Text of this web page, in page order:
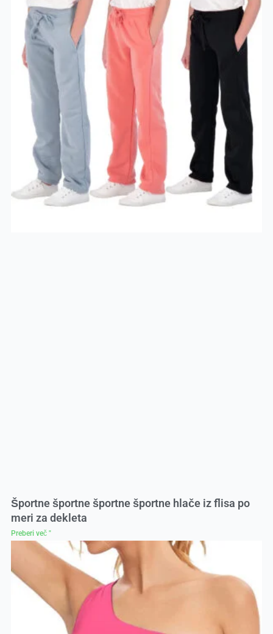
Športne športne športne športne hlače iz flisa po
meri za dekleta
Preberi več "